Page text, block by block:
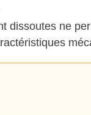
dissoutes ne